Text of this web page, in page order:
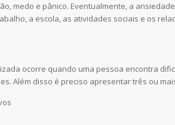
medo e pânico. Eventualmente, a
a escola, as atividades sociais e os
ocorre quando uma pessoa encontra
Além disso é preciso apresentar três ou